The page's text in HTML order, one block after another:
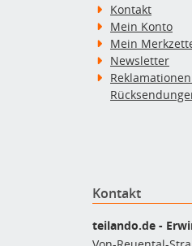
Kontakt
Mein Konto
Mein
Newsletter
Kontakt
teilando.de -